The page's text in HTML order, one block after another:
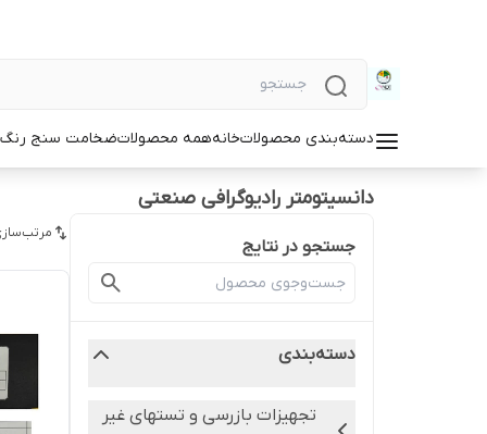
دسته‌بندی محصولاتخانههمه محصولاتضخامت سنج رنگ
دانسیتومتر رادیوگرافی صنعتی
جستجو در نتایج
دسته‌بندی
تجهیزات بازرسی و تستهای غیر